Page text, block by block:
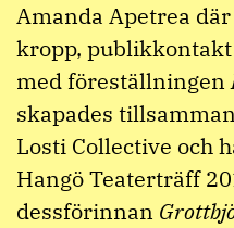
Amanda Apetrea
kropp, publikkontakt
med föreställningen
skapades
Losti Collective och
Hangö Teaterträff
dessförinnan